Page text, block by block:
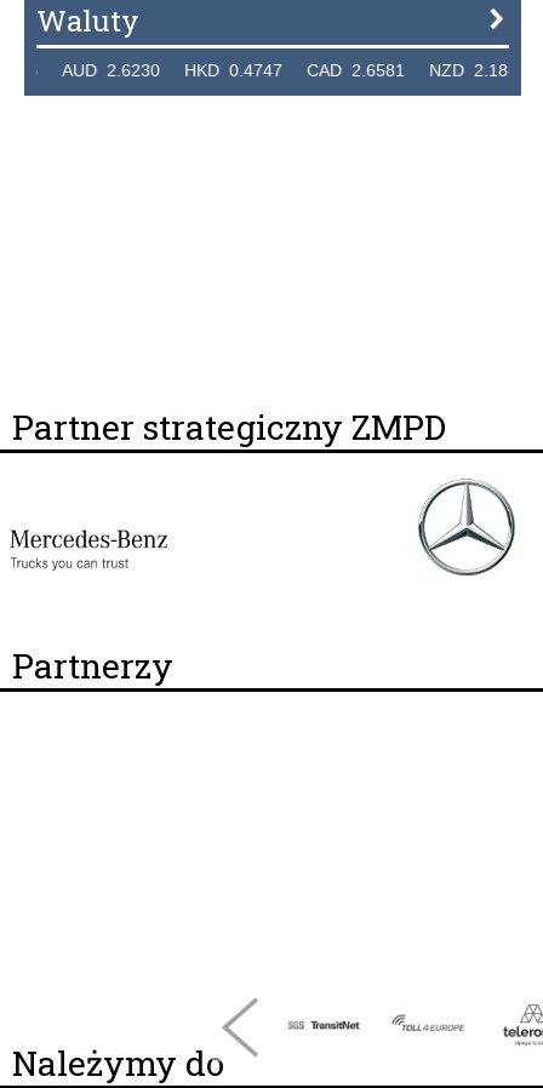
Waluty
AUD 2.6230 HKD 0.4747 CAD 2.6581 NZD
Partner strategiczny ZMPD
Partnerzy
Należymy do